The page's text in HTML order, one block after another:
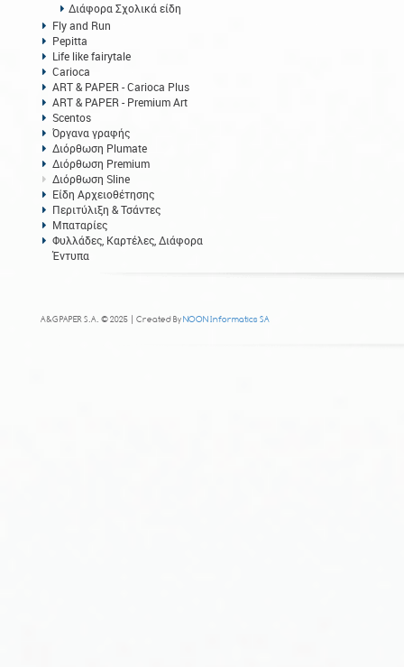
Διάφορα Σχολικά είδη
Fly and Run
Pepitta
Life like fairytale
Carioca
ART & PAPER - Carioca Plus
ART & PAPER - Premium Art
Scentos
Όργανα γραφής
Διόρθωση Plumate
Διόρθωση Premium
Διόρθωση Sline
Είδη Αρχειοθέτησης
Περιτύλιξη & Τσάντες
Μπαταρίες
Φυλλάδες, Καρτέλες, Διάφορα
Έντυπα
A&G PAPER S.A. © 2025 | Created ByNOON Informatics SA